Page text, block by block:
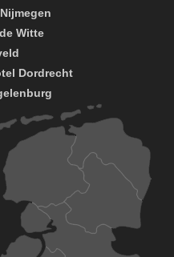
Witte
Dordrecht